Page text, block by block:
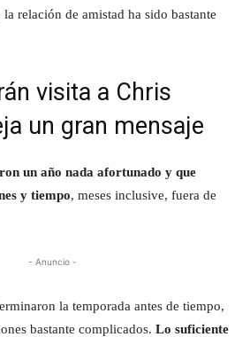
relación de amistad ha sido bastante
visita a Chris
un gran mensaje
un año nada afortunado y que
y tiempo, meses inclusive, fuera de
- Anuncio -
la temporada antes de tiempo,
bastante complicados. Lo suficiente